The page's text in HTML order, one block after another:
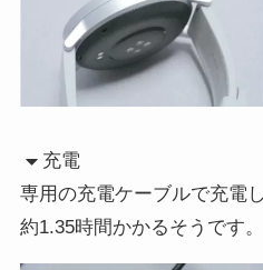
充電
専用の充電ケーブルで充電
約1.35時間かかるそうです。